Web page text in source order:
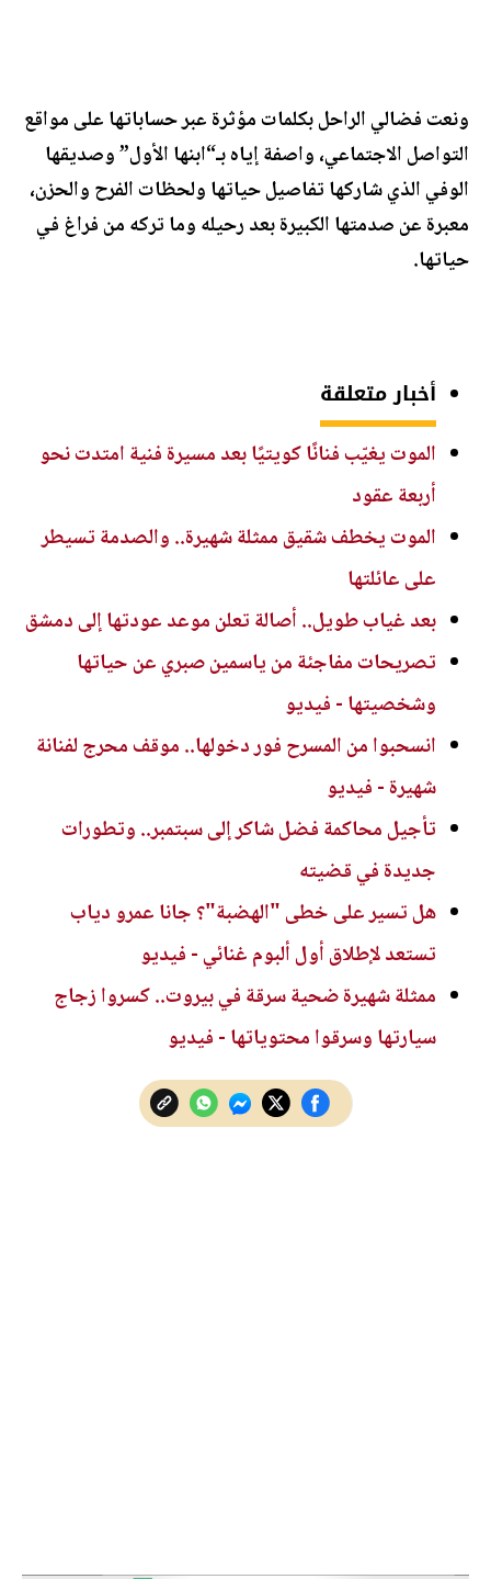
ونعت فضالي الراحل بكلمات مؤثرة عبر حساباتها على مواقع
التواصل الاجتماعي، واصفة إياه بـ“ابنها الأول” وصديقها
الوفي الذي شاركها تفاصيل حياتها ولحظات الفرح والحزن،
معبرة عن صدمتها الكبيرة بعد رحيله وما تركه من فراغ في
حياتها.
أخبار متعلقة
الموت يغيّب فنانًا كويتيًا بعد مسيرة فنية امتدت نحو
أربعة عقود
الموت يخطف شقيق ممثلة شهيرة.. والصدمة تسيطر
على عائلتها
بعد غياب طويل.. أصالة تعلن موعد عودتها إلى دمشق
تصريحات مفاجئة من ياسمين صبري عن حياتها
وشخصيتها - فيديو
انسحبوا من المسرح فور دخولها.. موقف محرج لفنانة
شهيرة - فيديو
تأجيل محاكمة فضل شاكر إلى سبتمبر.. وتطورات
جديدة في قضيته
هل تسير على خطى "الهضبة"؟ جانا عمرو دياب
تستعد لإطلاق أول ألبوم غنائي - فيديو
ممثلة شهيرة ضحية سرقة في بيروت.. كسروا زجاج
سيارتها وسرقوا محتوياتها - فيديو